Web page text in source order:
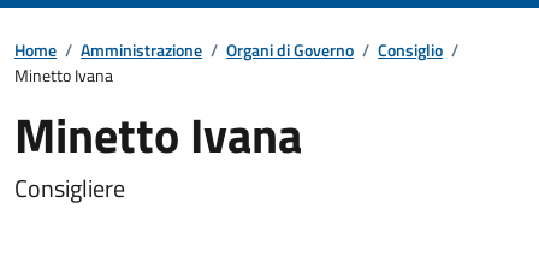
Home / Amministrazione / Organi di Governo / Consiglio /
Minetto Ivana
Minetto Ivana
Consigliere